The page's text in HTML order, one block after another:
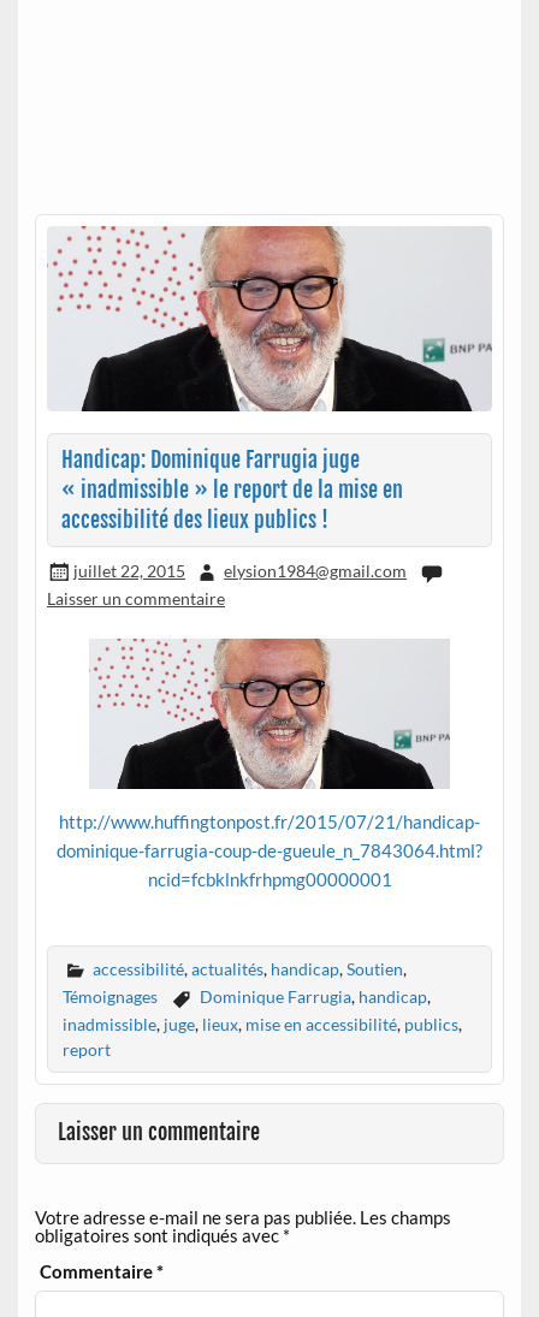
Handicap: Dominique Farrugia juge
« inadmissible » le report de la mise en
accessibilité des lieux publics !
juillet 22, 2015
elysion1984@gmail.com
Laisser un commentaire
http://www.huffingtonpost.fr/2015/07/21/handicap-
dominique-farrugia-coup-de-gueule_n_7843064.html?
ncid=fcbklnkfrhpmg00000001
accessibilité,actualités, handicap,Soutien,
Témoignages
Dominique Farrugia, handicap,
inadmissible, juge, lieux, mise en accessibilité, publics,
report
Laisser un commentaire
Votre adresse e-mail ne sera pas publiée. Les champs
obligatoires sont indiqués avec *
Commentaire*